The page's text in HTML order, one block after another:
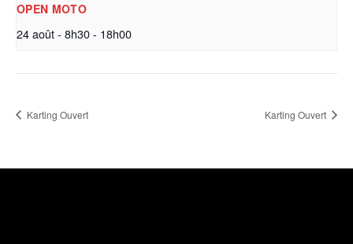
OPEN MOTO
24 août - 8h30- 18h00
Karting Ouvert Karting Ouvert